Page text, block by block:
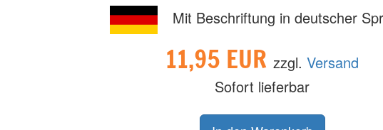
Mit Beschriftung in deutscher
11,95 EURzzgl.Versand
Sofort lieferbar